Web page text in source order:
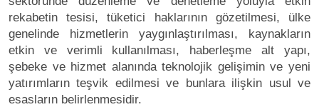
rekabetin tesisi, tüketici haklarının gözetilmesi, ülke
genelinde hizmetlerin yaygınlaştırılması, kaynakların
etkin ve verimli kullanılması, haberleşme alt yapı,
şebeke ve hizmet alanında teknolojik gelişimin ve yeni
yatırımların teşvik edilmesi ve bunlara ilişkin usul ve
esasların belirlenmesidir.